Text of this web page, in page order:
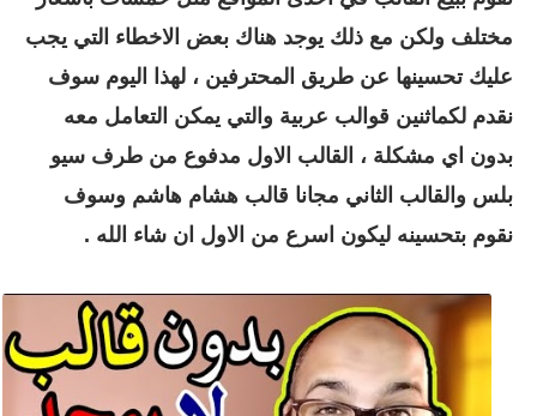
مختلف ولكن مع ذلك يوجد هناك بعض الاخطاء التي يجب
عليك تحسينها عن طريق المحترفين ، لهذا اليوم سوف
نقدم لكماثنين قوالب عربية والتي يمكن التعامل معه
بدون اي مشكلة ، القالب الاول مدفوع من طرف سيو
بلس والقالب الثاني مجانا قالب هشام هاشم وسوف
نقوم بتحسينه ليكون اسرع من الاول ان شاء الله .